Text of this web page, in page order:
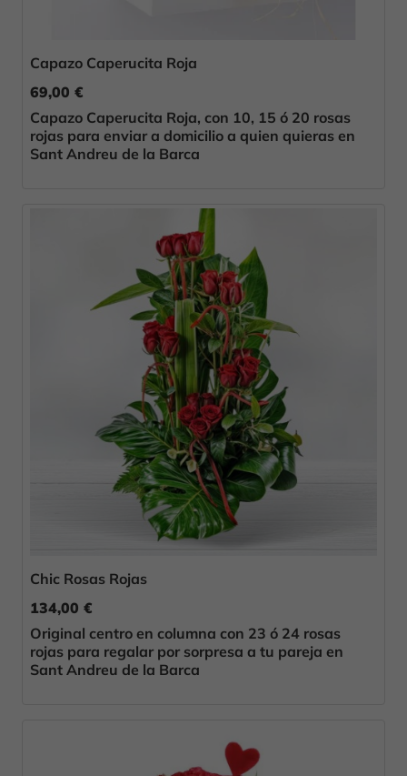
Capazo Caperucita Roja
69,00 €
Capazo Caperucita Roja, con 10, 15 ó 20 rosas
rojas para enviar a domicilio a quien quieras en
Sant Andreu de la Barca
Chic Rosas Rojas
134,00 €
Original centro en columna con 23 ó 24 rosas
rojas para regalar por sorpresa a tu pareja en
Sant Andreu de la Barca